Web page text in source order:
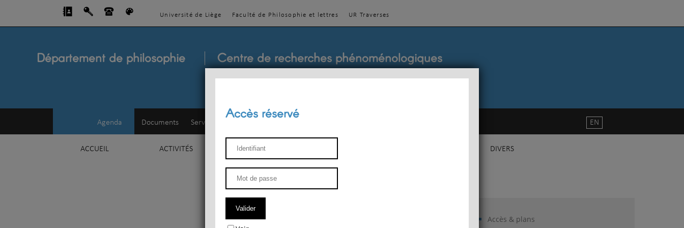
Université de Liège Faculté de Philosophie et lettres UR Traverses
Département de philosophie Centre de recherches phénoménologiques
Agenda Documents Service d'esthétique
ACCUEIL ACTIVITÉS ENSEIGNEMENT DIVERS
EN
Accès & plans
Accès réservé